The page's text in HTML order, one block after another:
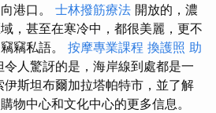
港口。 士林撥筋療法 開放的，濃
，甚至在寒冷中，都很美麗，更不
竊私語。 按摩專業課程 換護照 助
令人驚訝的是，海岸線到處都是一
斯坦布爾加拉塔帕特市，並了解
物中心和文化中心的更多信息。